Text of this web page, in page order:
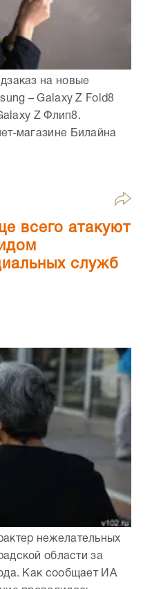
на новые
– Galaxy Z Fold8
Z Флип8.
магазине Билайна
всего атакуют
служб
нежелательных
области за
Как сообщает ИА